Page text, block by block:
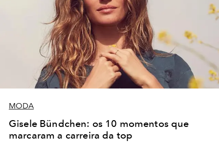
MODA
Gisele Bündchen: os 10 momentos que
marcaram a carreira da top